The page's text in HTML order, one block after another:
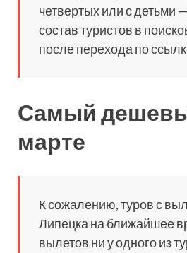
четвертых или с детьми
состав туристов в
после перехода по
Самый
марте
К сожалению, туров с
Липецка на ближайшее
вылетов ни у одного из